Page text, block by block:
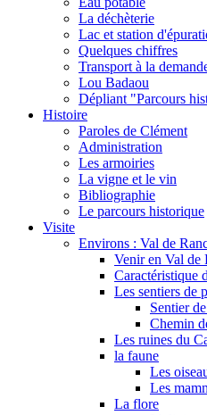
La déchèterie
Lac et station
Quelques chiffres
Transport à la
Lou Badaou
Dépliant "Parcours
Histoire
Paroles de Clément
Administration
Les armoiries
La vigne et le vin
Bibliographie
Le parcours historique
Visite
Environs : Val de
Venir en Val de
Caractéristique
Les sentiers de
Sentier
Chemin
Les ruines du
la faune
Les
Les
La flore